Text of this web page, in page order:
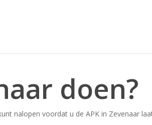
doen?
nalopen voordat u de APK in Zevenaar